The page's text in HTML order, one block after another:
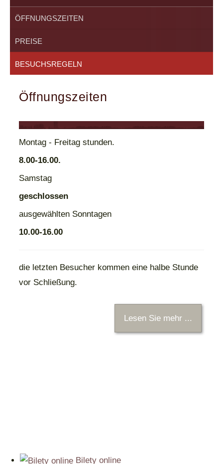
ÖFFNUNGSZEITEN
PREISE
BESUCHSREGELN
Öffnungszeiten
Montag - Freitag stunden.
8.00-16.00.
Samstag
geschlossen
ausgewählten Sonntagen
10.00-16.00
die letzten Besucher kommen eine halbe Stunde
vor Schließung.
Lesen Sie mehr ...
Bilety online